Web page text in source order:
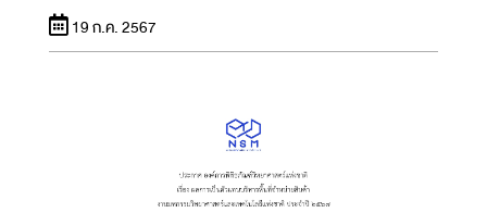
19 ก.ค. 2567